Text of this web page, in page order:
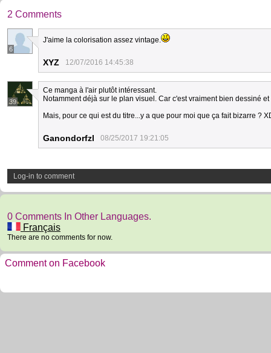
2 Comments
6
J'aime la colorisation assez vintage.
XYZ 12/07/2016 14:45:38
39
Ce manga à l'air plutôt intéressant.
Notamment déjà sur le plan visuel. Car c'est vraiment bien dessiné
Mais, pour ce qui est du titre...y a que pour moi que ça fait bizarre ?
Ganondorfzl 08/25/2017 19:21:05
Log-in to comment
0 Comments In Other Languages.
Français
There are no comments for now.
Comment on Facebook